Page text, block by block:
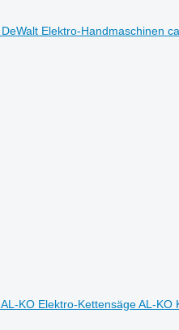
DeWalt Elektro-Handmaschinen
AL-KO Elektro-Kettensäge AL-KO